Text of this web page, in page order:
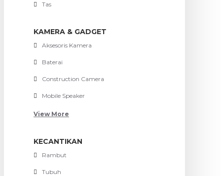
Tas
KAMERA & GADGET
Aksesoris Kamera
Baterai
Construction Camera
Mobile Speaker
View More
KECANTIKAN
Rambut
Tubuh